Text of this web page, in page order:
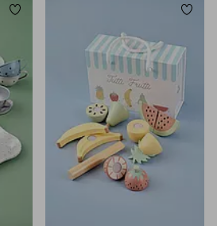
Lägg till i favoriter